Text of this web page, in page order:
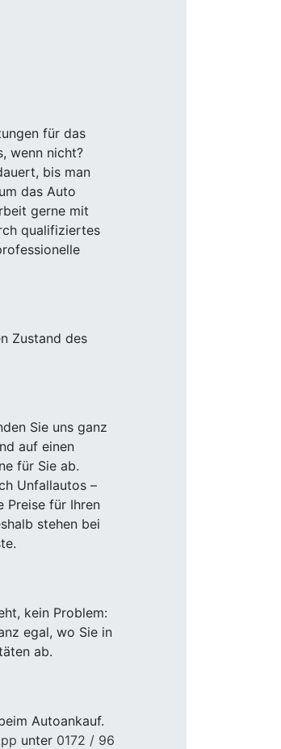
für das
wenn nicht?
bis man
das Auto
gerne mit
qualifiziertes
Zustand des
Sie uns ganz
auf einen
für Sie ab.
Unfallautos –
Preise für Ihren
stehen bei
kein Problem:
egal, wo Sie in
ab.
Autoankauf.
unter 0172 / 96